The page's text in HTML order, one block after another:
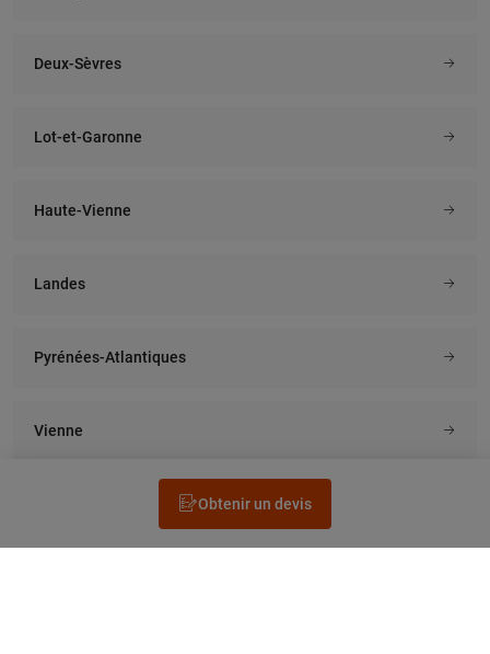
Obtenir un devis
Deux-Sèvres
Lot-et-Garonne
Haute-Vienne
Landes
Pyrénées-Atlantiques
Vienne